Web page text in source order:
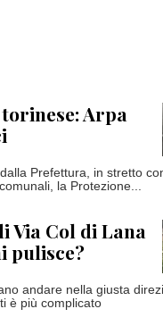
Arpa
Prefettura, in stretto
la Protezione...
Via Col di Lana
pulisce?
andare nella giusta
è più complicato